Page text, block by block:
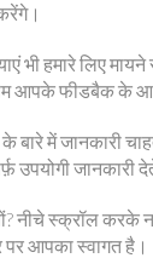
भी हमारे लिए
आपके फीडबैक के
बारे में जानकारी
उपयोगी
नीचे स्क्रॉल
पर आपका स्वागत है।